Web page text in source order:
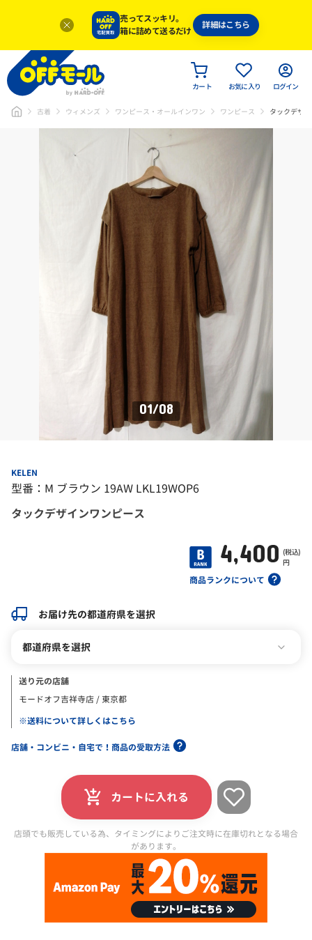
売ってスッキリ。
箱に詰めて送るだけ
詳細はこちら
カート お気に入り ログイン
古着 ウィメンズ ワンピース・オールインワン ワンピース タックデザ
01/08
KELEN
型番：M ブラウン 19AW LKL19WOP6
タックデザインワンピース
商品ランクについて
4,400 (税込)
円
お届け先の都道府県を選択
都道府県を選択
送り元の店舗
モードオフ吉祥寺店 / 東京都
※送料について詳しくはこちら
店舗・コンビニ・自宅で！商品の受取方法
カートに入れる
店頭でも販売している為、タイミングによりご注文時に在庫切れとなる場合
があります。